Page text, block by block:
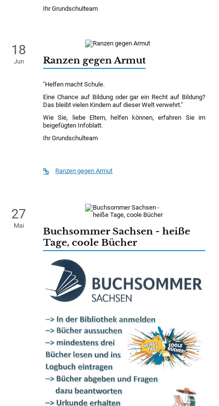
Ihr Grundschulteam
18
Jun Ranzen gegen Armut
"Helfen macht Schule.
Eine Chance auf Bildung oder gar ein Recht auf Bildung?
Das bleibt vielen Kindern auf dieser Welt verwehrt."
Wie Sie, liebe Eltern, helfen können, erfahren Sie im
beigefügten Infoblatt.
Ihr Grundschulteam
Ranzen gegen Armut
27
Mai
Buchsommer Sachsen - heiße
Tage, coole Bücher